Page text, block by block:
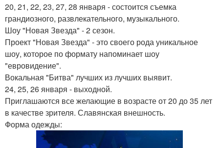
20, 21, 22, 23, 27, 28 января - состоится съемка
грандиозного, развлекательного, музыкального.
Шоу "Новая Звезда" - 2 сезон.
Проект "Новая Звезда" - это своего рода уникальное
шоу, которое по формату напоминает шоу
"евровидение".
Вокальная "Битва" лучших из лучших выявит.
24, 25, 26 января - выходной.
Приглашаются все желающие в возрасте от 20 до 35 лет
в качестве зрителя. Славянская внешность.
Форма одежды: